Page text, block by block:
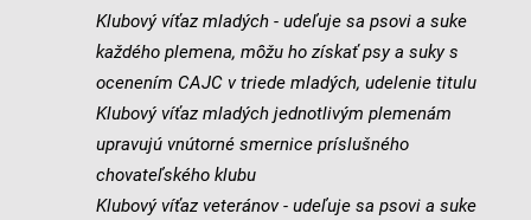
Klubový víťaz mladých - udeľuje sa psovi a suke
každého plemena, môžu ho získať psy a suky s
ocenením CAJC v triede mladých, udelenie titulu
Klubový víťaz mladých jednotlivým plemenám
upravujú vnútorné smernice príslušného
chovateľského klubu
Klubový víťaz veteránov - udeľuje sa psovi a suke